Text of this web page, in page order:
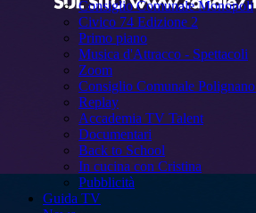
Consiglio Comunale Monopoli
Civico 74 Edizione 2
Primo piano
Musica d'Attracco - Spettacoli
Zoom
Consiglio Comunale
Replay
Accademia TV Talent
Documentari
Back to School
In cucina con Cristina
Pubblicità
Guida TV